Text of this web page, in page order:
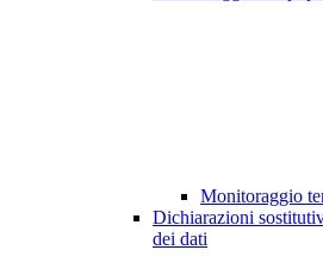
Monitoraggio
Dichiarazioni
dei dati